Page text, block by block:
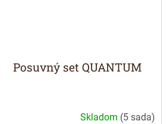
Posuvný set QUANTUM
Skladom (5 sada)